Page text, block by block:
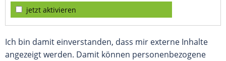
jetzt aktivieren
Ich bin damit einverstanden, dass mir externe Inhalte
angezeigt werden. Damit können personenbezogene